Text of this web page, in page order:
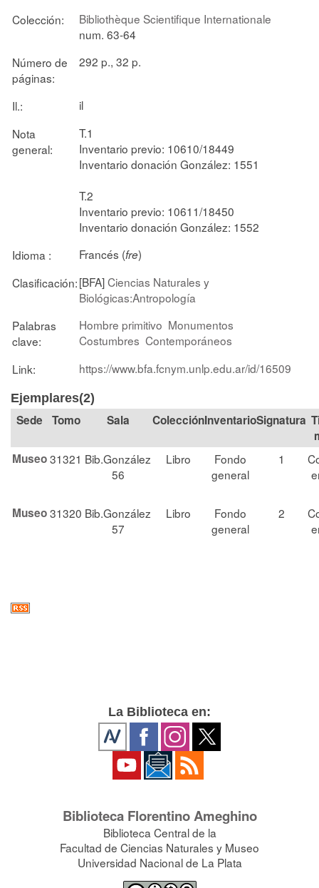
Colección:
Bibliothèque Scientifique Internationale
num. 63-64
Número de
páginas:
292 p., 32 p.
Il.:
il
Nota
general:
T.1
Inventario previo: 10610/18449
Inventario donación González: 1551
T.2
Inventario previo: 10611/18450
Inventario donación González: 1552
Idioma :
Francés (fre)
Clasificación:[BFA]Ciencias Naturales y
Biológicas:Antropología
Palabras
clave:
Hombre primitivo Monumentos
Costumbres Contemporáneos
Link:
https://www.bfa.fcnym.unlp.edu.ar/id/16509
Ejemplares(2)
Tomo Sala Colección Signatura
Museo31321 Bib.González
56
Libro
Fondo
general
1
Museo31320 Bib.González
57
Libro
Fondo
general
2
La Biblioteca en:
Biblioteca Florentino Ameghino
Biblioteca Central de la
Facultad de Ciencias Naturales y Museo
Universidad Nacional de La Plata